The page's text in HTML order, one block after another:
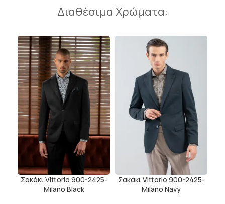
Διαθέσιμα Χρώματα:
Σακάκι Vittorio 900-2425-
Milano Black
Σακάκι Vittorio 900-2425-
Milano Navy